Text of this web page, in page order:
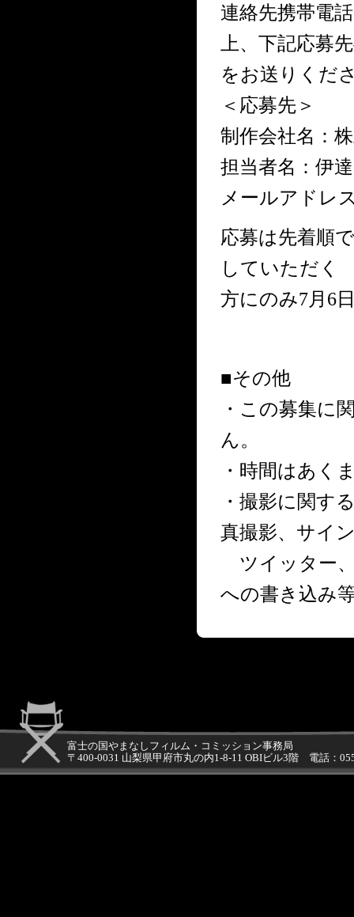
連絡先携帯電
上、下記応
をお送りくだ
＜応募先＞
制作会社名：
担当者名：伊達
メールアドレ
応募は先着順
していただく
方にのみ7月6
■その他
・この募集に
ん。
・時間はあく
・撮影に関す
真撮影、サイ
ツイッター
への書き込み
富士の国やまなしフィルム・コミッション事務局
〒400-0031 山梨県甲府市丸の内1-8-11 OBIビル3階 電話：